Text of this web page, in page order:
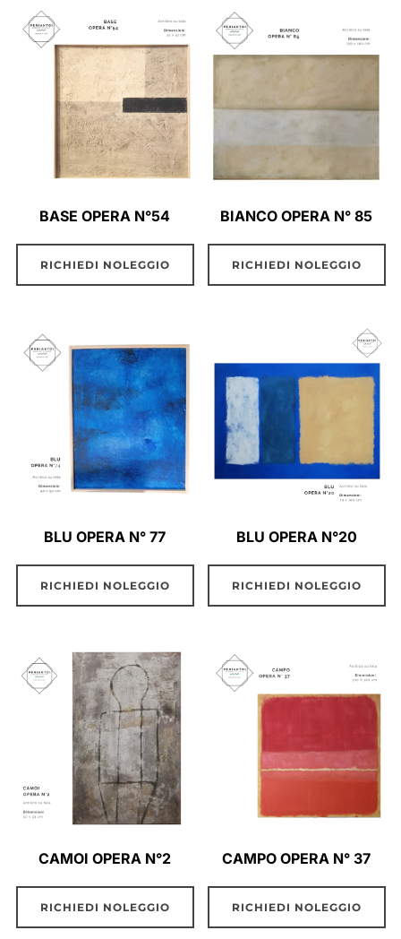
BASE OPERA N°54
RICHIEDI NOLEGGIO
BIANCO OPERA N° 85
RICHIEDI NOLEGGIO
BLU OPERA N° 77
RICHIEDI NOLEGGIO
BLU OPERA N°20
RICHIEDI NOLEGGIO
CAMOI OPERA N°2
RICHIEDI NOLEGGIO
CAMPO OPERA N° 37
RICHIEDI NOLEGGIO